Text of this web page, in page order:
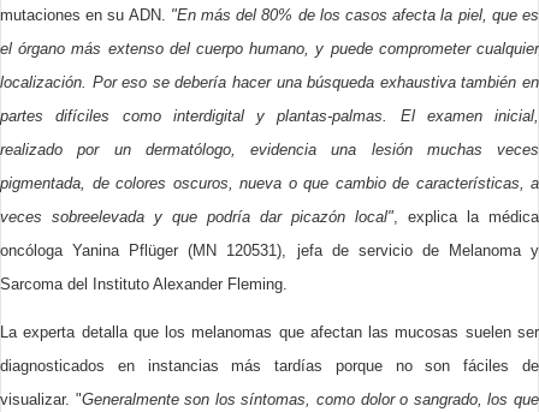
mutaciones en su ADN. "En más del 80% de los casos afecta la piel, que es
el órgano más extenso del cuerpo humano, y puede comprometer cualquier
localización. Por eso se debería hacer una búsqueda exhaustiva también en
partes difíciles como interdigital y plantas-palmas. El examen inicial,
realizado por un dermatólogo, evidencia una lesión muchas veces
pigmentada, de colores oscuros, nueva o que cambio de características, a
veces sobreelevada y que podría dar picazón local", explica la médica
oncóloga Yanina Pflüger (MN 120531), jefa de servicio de Melanoma y
Sarcoma del Instituto Alexander Fleming.
La experta detalla que los melanomas que afectan las mucosas suelen ser
diagnosticados en instancias más tardías porque no son fáciles de
visualizar. "Generalmente son los síntomas, como dolor o sangrado, los que